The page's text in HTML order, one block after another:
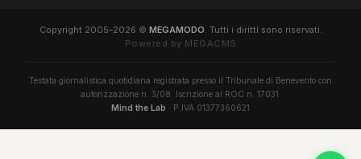
Copyright 2005–2026 © MEGAMODO . Tutti i diritti sono riservati.
Powered by MEGACMS
Testata giornalistica quotidiana registrata presso il Tribunale di Benevento con
autorizzazione n. 3/08. Iscrizione al ROC n. 17031.
Mind the Lab · P.IVA 01377360621